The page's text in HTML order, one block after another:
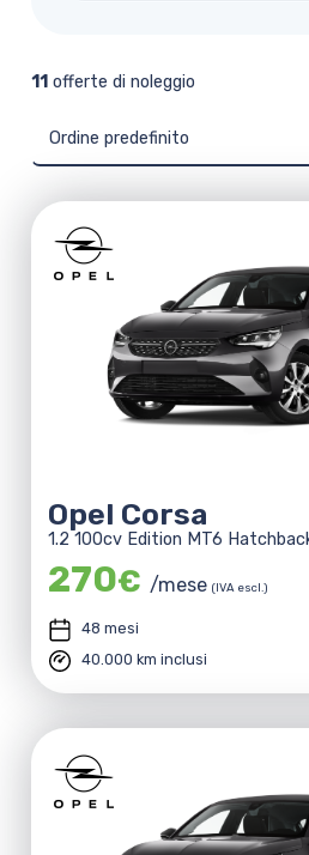
11 offerte di noleggio
Opel Corsa
1.2 100cv Edition MT6
270€ /mese (IVA escl.)
48 mesi
40.000 km inclusi